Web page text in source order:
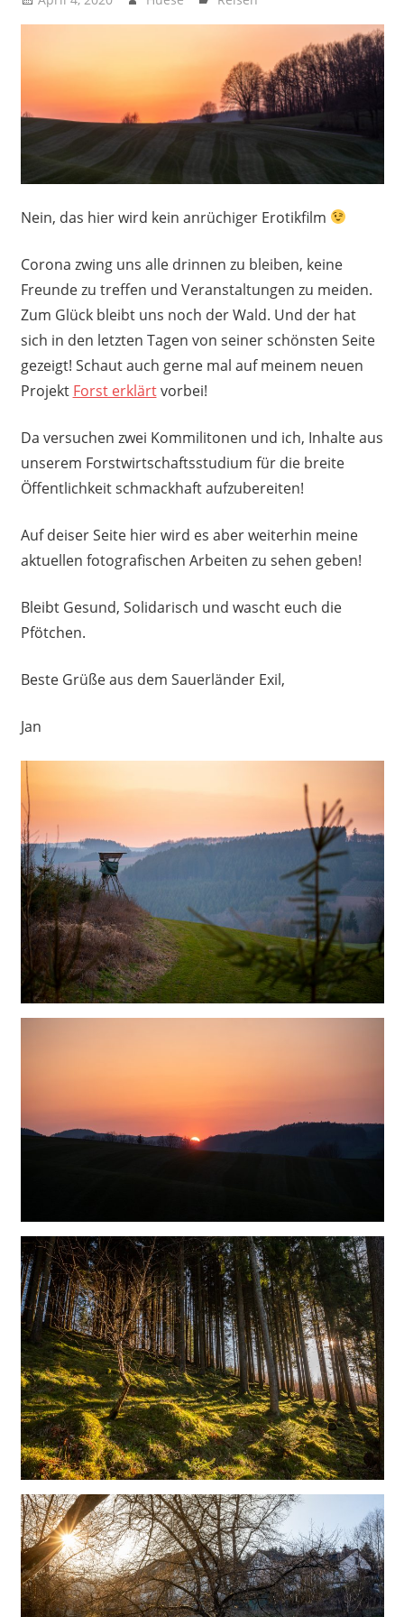
Nein, das hier wird kein anrüchiger Erotikfilm
Corona zwing uns alle drinnen zu bleiben, keine
Freunde zu treffen und Veranstaltungen zu meiden.
Zum Glück bleibt uns noch der Wald. Und der hat
sich in den letzten Tagen von seiner schönsten Seite
gezeigt! Schaut auch gerne mal auf meinem neuen
Projekt Forst erklärtvorbei!
Da versuchen zwei Kommilitonen und ich, Inhalte aus
unserem Forstwirtschaftsstudium für die breite
Öffentlichkeit schmackhaft aufzubereiten!
Auf deiser Seite hier wird es aber weiterhin meine
aktuellen fotografischen Arbeiten zu sehen geben!
Bleibt Gesund, Solidarisch und wascht euch die
Pfötchen.
Beste Grüße aus dem Sauerländer Exil,
Jan